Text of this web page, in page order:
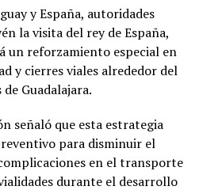
y España, autoridades
la visita del rey de España,
un reforzamiento especial en
y cierres viales alrededor del
Guadalajara.
señaló que esta estrategia
para disminuir el
en el transporte
durante el desarrollo